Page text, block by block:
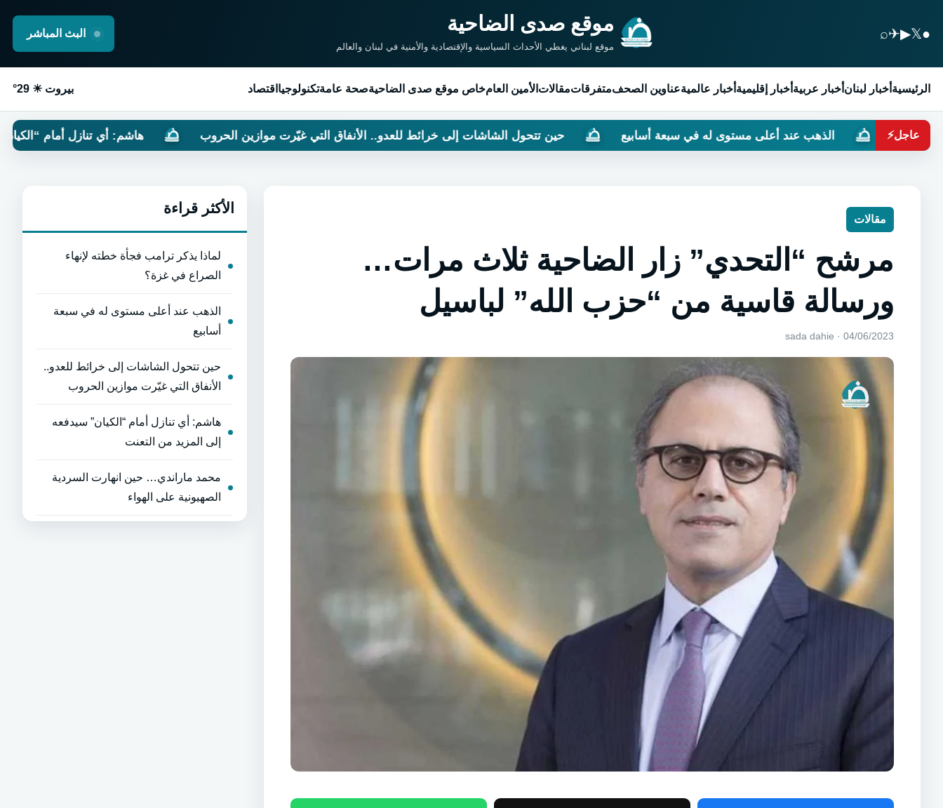
●
𝕏
▶
✈
⌕ موقع صدى الضاحية
موقع لبناني يغطي الأحداث السياسية والإقتصادية والأمنية في لبنان والعالم
البث المباشر
الرئيسية أخبار لبنان أخبار عربية أخبار إقليمية أخبار عالميةعناوين الصحفمتفرقاتمقالات الأمين العامخاص موقع صدى الضاحيةصحة عامةتكنولوجيا اقتصاد بيروت ☀ 29°
عاجل⚡
الذهب عند أعلى مستوى له في سبعة أسابيع حين تتحول الشاشات إلى خرائط للعدو.. الأنفاق التي غيّرت موازين الحروب هاشم: أي تنازل أمام “الكيان” سيدفعه إلى
مقالات
مرشح “التحدي” زار الضاحية ثلاث مرات…
ورسالة قاسية من “حزب الله” لباسيل
04/06/2023 · sada dahie
الأكثر قراءة
لماذا يذكر ترامب فجأة خطته لإنهاء
الصراع في غزة؟
الذهب عند أعلى مستوى له في سبعة
أسابيع
حين تتحول الشاشات إلى خرائط للعدو..
الأنفاق التي غيّرت موازين الحروب
هاشم: أي تنازل أمام “الكيان” سيدفعه
إلى المزيد من التعنت
محمد ماراندي… حين انهارت السردية
الصهيونية على الهواء